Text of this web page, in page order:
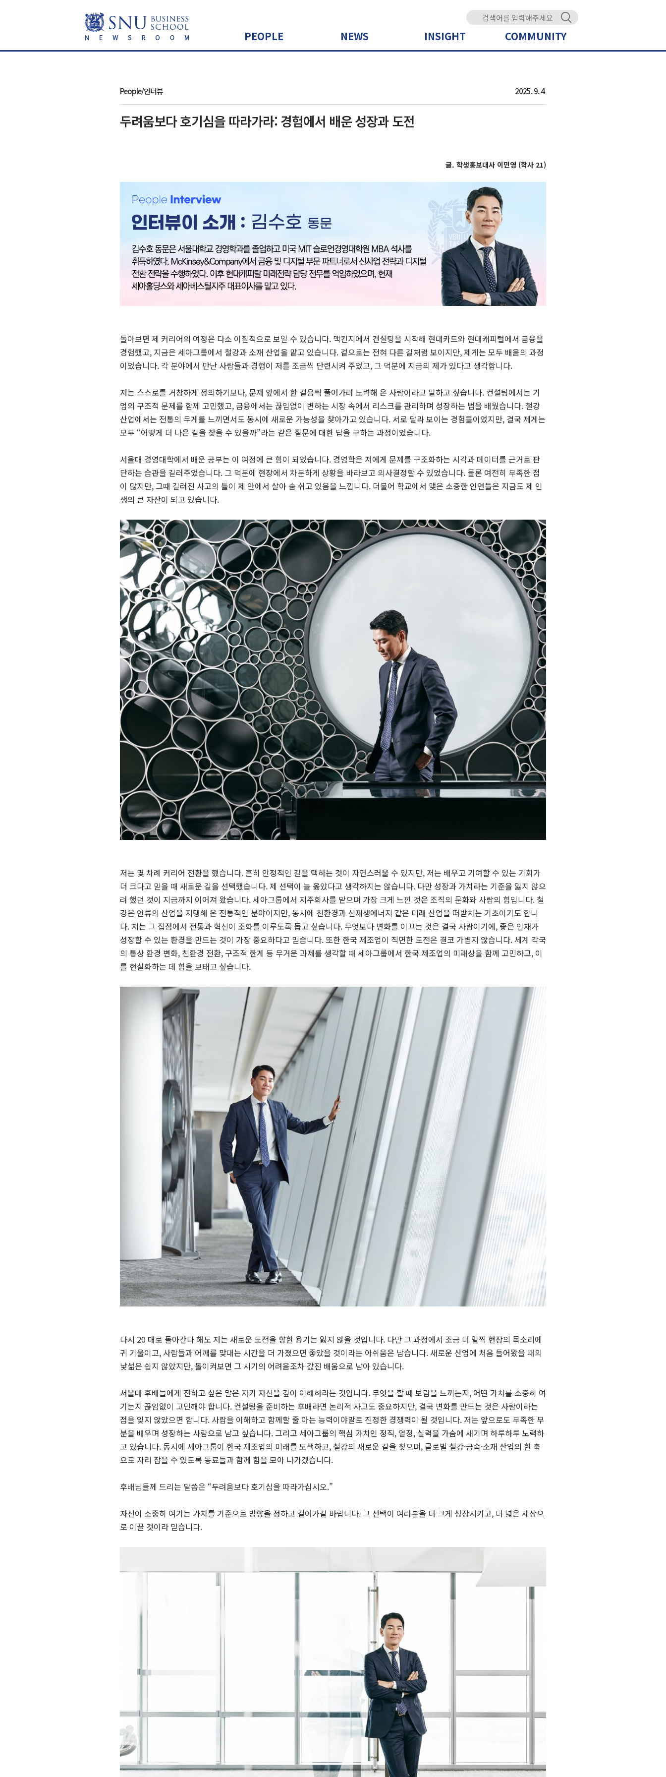
PEOPLE NEWS INSIGHT COMMUNITY
People/인터뷰 2025. 9. 4
두려움보다 호기심을 따라가라: 경험에서 배운 성장과 도전
글. 학생홍보대사 이민영 (학사 21)
돌아보면 제 커리어의 여정은 다소 이질적으로 보일 수 있습니다. 맥킨지에서 컨설팅을 시작해 현대카드와 현대캐피털에서 금융을
경험했고, 지금은 세아그룹에서 철강과 소재 산업을 맡고 있습니다. 겉으로는 전혀 다른 길처럼 보이지만, 제게는 모두 배움의 과정
이었습니다. 각 분야에서 만난 사람들과 경험이 저를 조금씩 단련시켜 주었고, 그 덕분에 지금의 제가 있다고 생각합니다.
저는 스스로를 거창하게 정의하기보다, 문제 앞에서 한 걸음씩 풀어가려 노력해 온 사람이라고 말하고 싶습니다. 컨설팅에서는 기
업의 구조적 문제를 함께 고민했고, 금융에서는 끊임없이 변하는 시장 속에서 리스크를 관리하며 성장하는 법을 배웠습니다. 철강
산업에서는 전통의 무게를 느끼면서도 동시에 새로운 가능성을 찾아가고 있습니다. 서로 달라 보이는 경험들이었지만, 결국 제게는
모두 “어떻게 더 나은 길을 찾을 수 있을까”라는 같은 질문에 대한 답을 구하는 과정이었습니다.
서울대 경영대학에서 배운 공부는 이 여정에 큰 힘이 되었습니다. 경영학은 저에게 문제를 구조화하는 시각과 데이터를 근거로 판
단하는 습관을 길러주었습니다. 그 덕분에 현장에서 차분하게 상황을 바라보고 의사결정할 수 있었습니다. 물론 여전히 부족한 점
이 많지만, 그때 길러진 사고의 틀이 제 안에서 살아 숨 쉬고 있음을 느낍니다. 더불어 학교에서 맺은 소중한 인연들은 지금도 제 인
생의 큰 자산이 되고 있습니다.
저는 몇 차례 커리어 전환을 했습니다. 흔히 안정적인 길을 택하는 것이 자연스러울 수 있지만, 저는 배우고 기여할 수 있는 기회가
더 크다고 믿을 때 새로운 길을 선택했습니다. 제 선택이 늘 옳았다고 생각하지는 않습니다. 다만 성장과 가치라는 기준을 잃지 않으
려 했던 것이 지금까지 이어져 왔습니다. 세아그룹에서 지주회사를 맡으며 가장 크게 느낀 것은 조직의 문화와 사람의 힘입니다. 철
강은 인류의 산업을 지탱해 온 전통적인 분야이지만, 동시에 친환경과 신재생에너지 같은 미래 산업을 떠받치는 기초이기도 합니
다. 저는 그 접점에서 전통과 혁신이 조화를 이루도록 돕고 싶습니다. 무엇보다 변화를 이끄는 것은 결국 사람이기에, 좋은 인재가
성장할 수 있는 환경을 만드는 것이 가장 중요하다고 믿습니다. 또한 한국 제조업이 직면한 도전은 결코 가볍지 않습니다. 세계 각국
의 통상 환경 변화, 친환경 전환, 구조적 한계 등 무거운 과제를 생각할 때 세아그룹에서 한국 제조업의 미래상을 함께 고민하고, 이
를 현실화하는 데 힘을 보태고 싶습니다.
다시 20 대로 돌아간다 해도 저는 새로운 도전을 향한 용기는 잃지 않을 것입니다. 다만 그 과정에서 조금 더 일찍 현장의 목소리에
귀 기울이고, 사람들과 어깨를 맞대는 시간을 더 가졌으면 좋았을 것이라는 아쉬움은 남습니다. 새로운 산업에 처음 들어왔을 때의
낯섦은 쉽지 않았지만, 돌이켜보면 그 시기의 어려움조차 값진 배움으로 남아 있습니다.
서울대 후배들에게 전하고 싶은 말은 자기 자신을 깊이 이해하라는 것입니다. 무엇을 할 때 보람을 느끼는지, 어떤 가치를 소중히 여
기는지 끊임없이 고민해야 합니다. 컨설팅을 준비하는 후배라면 논리적 사고도 중요하지만, 결국 변화를 만드는 것은 사람이라는
점을 잊지 않았으면 합니다. 사람을 이해하고 함께할 줄 아는 능력이야말로 진정한 경쟁력이 될 것입니다. 저는 앞으로도 부족한 부
분을 배우며 성장하는 사람으로 남고 싶습니다. 그리고 세아그룹의 핵심 가치인 정직, 열정, 실력을 가슴에 새기며 하루하루 노력하
고 있습니다. 동시에 세아그룹이 한국 제조업의 미래를 모색하고, 철강의 새로운 길을 찾으며, 글로벌 철강·금속·소재 산업의 한 축
으로 자리 잡을 수 있도록 동료들과 함께 힘을 모아 나가겠습니다.
후배님들께 드리는 말씀은 “두려움보다 호기심을 따라가십시오.”
자신이 소중히 여기는 가치를 기준으로 방향을 정하고 걸어가길 바랍니다. 그 선택이 여러분을 더 크게 성장시키고, 더 넓은 세상으
로 이끌 것이라 믿습니다.